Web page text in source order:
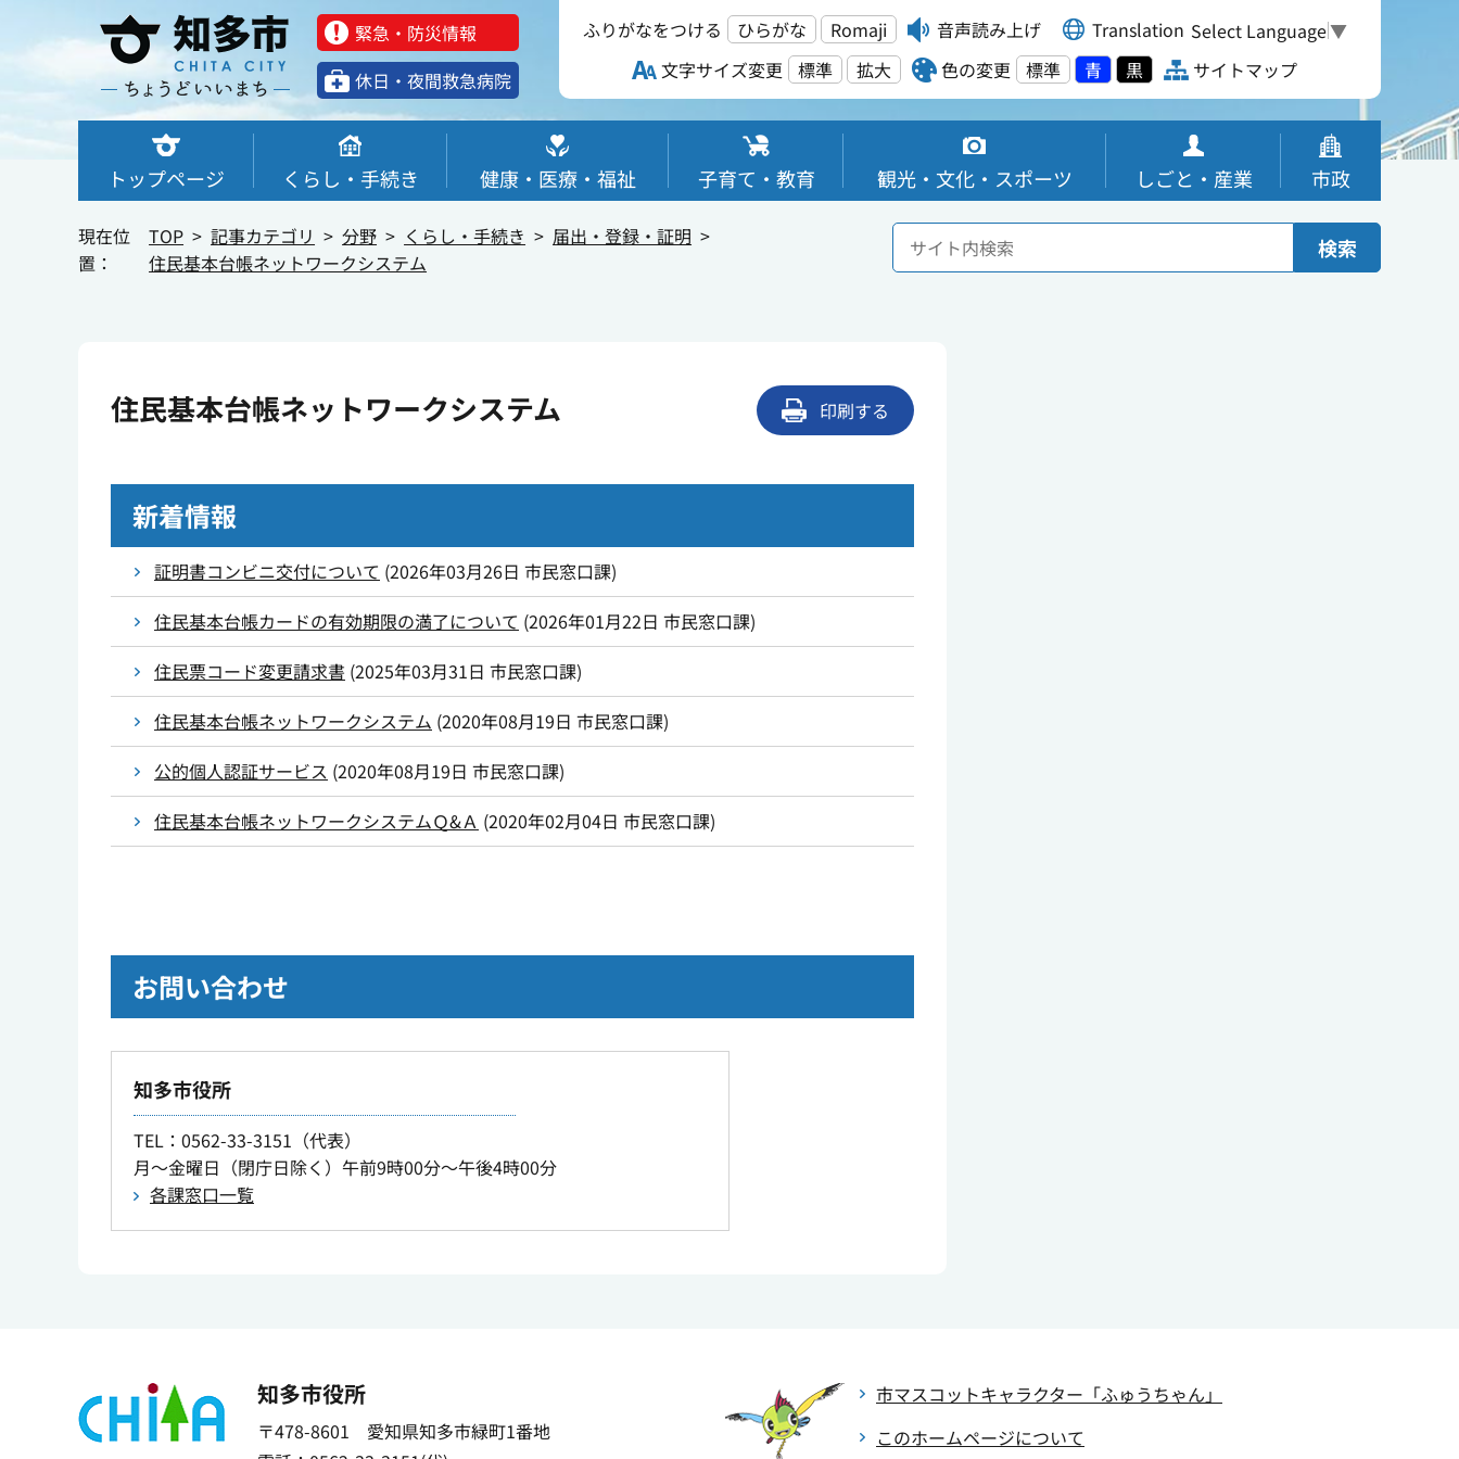
緊急・防災情報
休⽇・夜間救急病院
ふりがなをつける ひらがな Romaji 音声読み上げ Translation Select Language▼
文字サイズ変更
標準 拡大 色の変更 標準 青 黒 サイトマップ
トップページ くらし・手続き 健康・医療・福祉 子育て・教育 観光・文化・スポーツ しごと・産業 市政
現在位
置：
TOP 記事カテゴリ 分野 くらし・手続き
届出・登録・証明
住民基本台帳ネットワークシステム
検索
住民基本台帳ネットワークシステム 印刷する
新着情報
証明書コンビニ交付について (2026年03月26日 市民窓口課)
住民基本台帳カードの有効期限の満了について (2026年01月22日 市民窓口課)
住民票コード変更請求書 (2025年03月31日 市民窓口課)
住民基本台帳ネットワークシステム (2020年08月19日 市民窓口課)
公的個人認証サービス (2020年08月19日 市民窓口課)
住民基本台帳ネットワークシステムＱ&Ａ (2020年02月04日 市民窓口課)
お問い合わせ
知多市役所
TEL ：0562-33-3151（代表）
月～金曜日（閉庁日除く）午前9時00分～午後4時00分
各課窓口一覧
知多市役所
〒478-8601 愛知県知多市緑町1番地
市マスコットキャラクター 「ふゅうちゃん」
このホームページについて